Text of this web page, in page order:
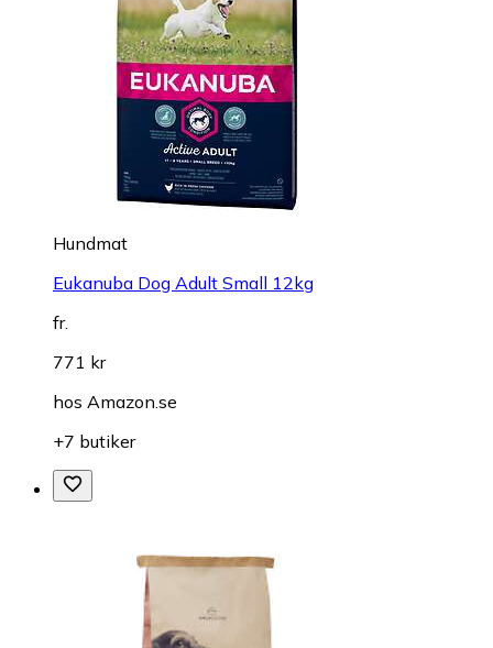
Hundmat
Eukanuba Dog Adult Small 12kg
fr.
771 kr
hos Amazon.se
+7 butiker